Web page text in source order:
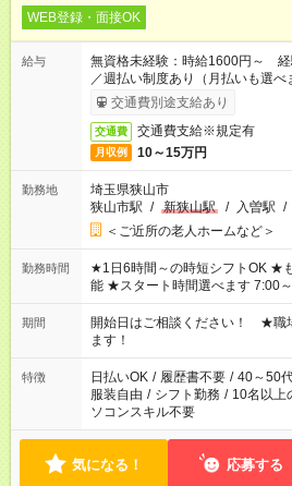
WEB登録・面接OK
給与
無資格未経験：時給1600円～
／週払い制度あり（月払いも選
了次第のお支払いとなります。
交通費別途支給あり
交通費 交通費支給※規定有
月収例 10～15万円
勤務地
埼玉県狭山市
狭山市駅 / 新狭山駅 / 入曽駅 /
＜ご近所の老人ホームなど＞
勤務時間
★1日6時間～の時短シフトOK ★もちろんフルタイムシフトも可
能 ★スタート時間選べます 7:00
20:00 など 残業なし！ ※Wワークの場合、他のお仕事と合わせ
週40時間超の就業はご案内でき
間以上勤務は社会保険への加入
（日雇い派遣の原則禁止）によ
案内が難しい場合があります
期間
開始日はご相談ください！ ★職
ます！
特徴 日払いOK / 履歴書不要 / 40～50
服装自由 / シフト勤務 / 10名以上
ソコンスキル不要
気になる！ 応募する